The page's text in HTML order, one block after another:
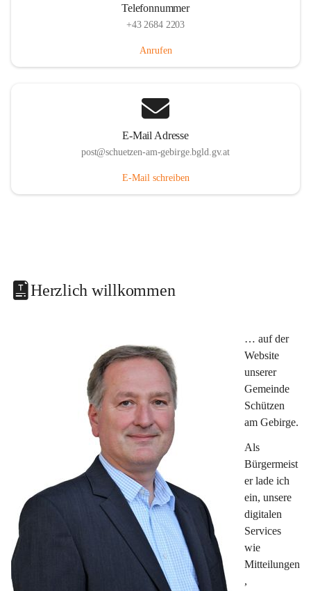
Telefonnummer
+43 2684 2203
Anrufen
E-Mail Adresse
post@schuetzen-am-gebirge.bgld.gv.at
E-Mail schreiben
Herzlich willkommen
… auf der
Website
unserer
Gemeinde
Schützen
am Gebirge.
Als
Bürgermeist
er lade ich
ein, unsere
digitalen
Services
wie
Mitteilungen
,